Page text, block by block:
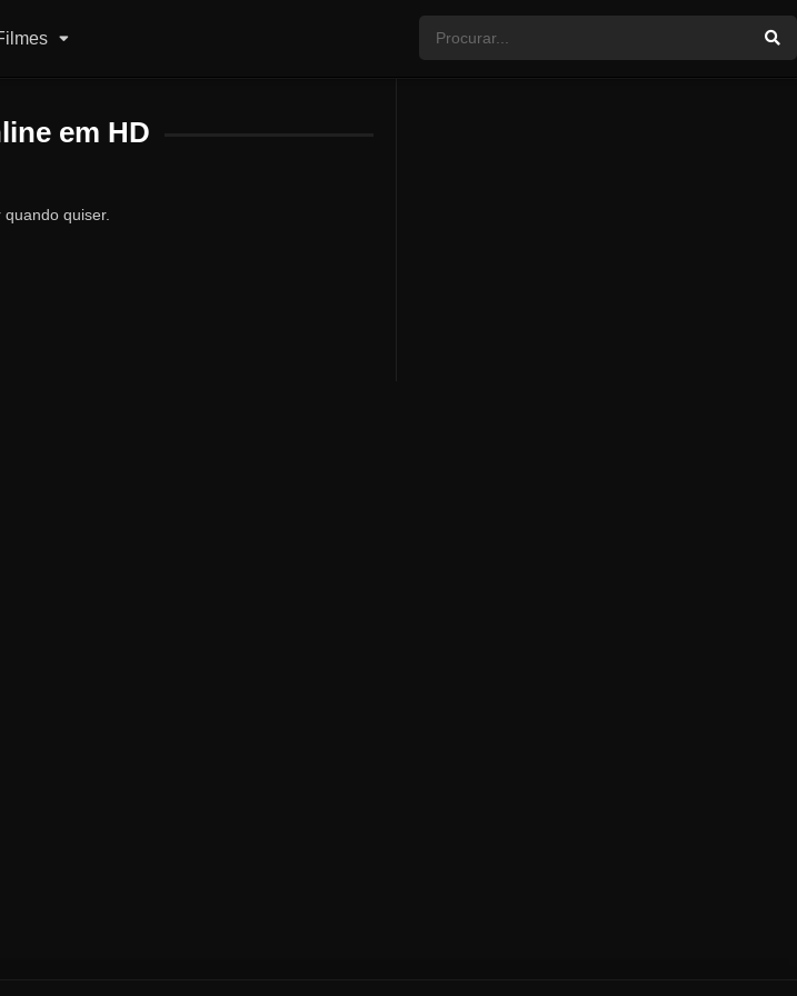
em HD
quiser.